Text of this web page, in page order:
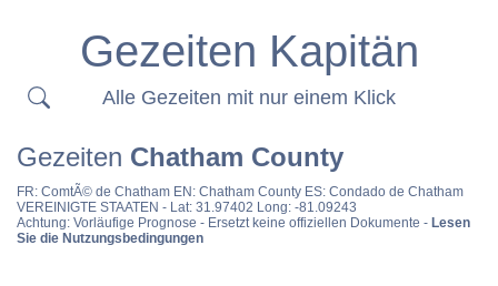
Gezeiten Kapitän
Alle Gezeiten mit nur einem Klick
Gezeiten Chatham County
FR: ComtÃ© de Chatham EN: Chatham County ES: Condado de Chatham
VEREINIGTE STAATEN - Lat: 31.97402 Long: -81.09243
Achtung: Vorläufige Prognose - Ersetzt keine offiziellen Dokumente - Lesen
Sie die Nutzungsbedingungen